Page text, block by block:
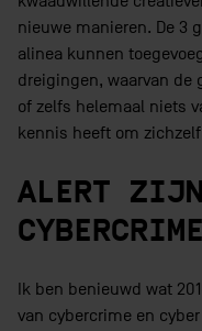
nieuwe manieren. De 3
alinea kunnen
dreigingen, waarvan de
of zelfs helemaal niets
kennis heeft om
ALERT
CYBERCRIME
Ik ben benieuwd wat
van cybercrime en